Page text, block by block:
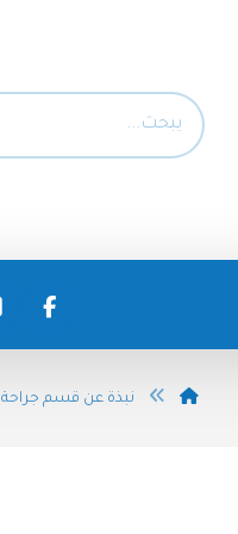
نبذة عن قسم جراحة